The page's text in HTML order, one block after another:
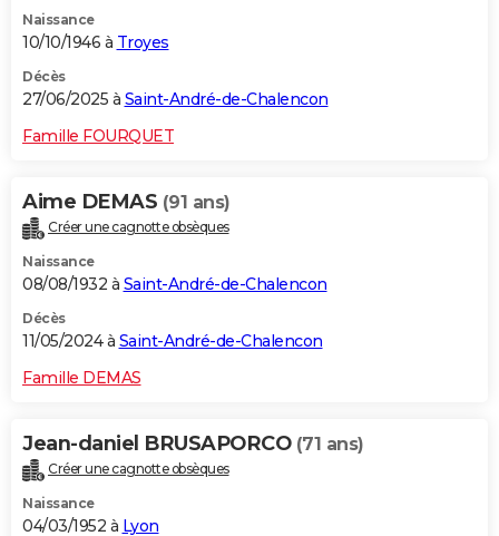
PROGRAMME TV
COPAINS D'AVANT
S'inscrire
Se connecter
Lycées
Collèges
Primaires
Universités
Entreprises
Service militaire
Avis de recherche
AVIS DE DÉCÈS
FORUM
Naissance
10/10/1946 à Troyes
Décès
27/06/2025 à Saint-André-de-Chalencon
Famille FOURQUET
Aime DEMAS (91 ans)
Créer une cagnotte obsèques
Naissance
08/08/1932 à Saint-André-de-Chalencon
Décès
11/05/2024 à Saint-André-de-Chalencon
Famille DEMAS
Jean-daniel BRUSAPORCO (71 ans)
Créer une cagnotte obsèques
Naissance
04/03/1952 à Lyon